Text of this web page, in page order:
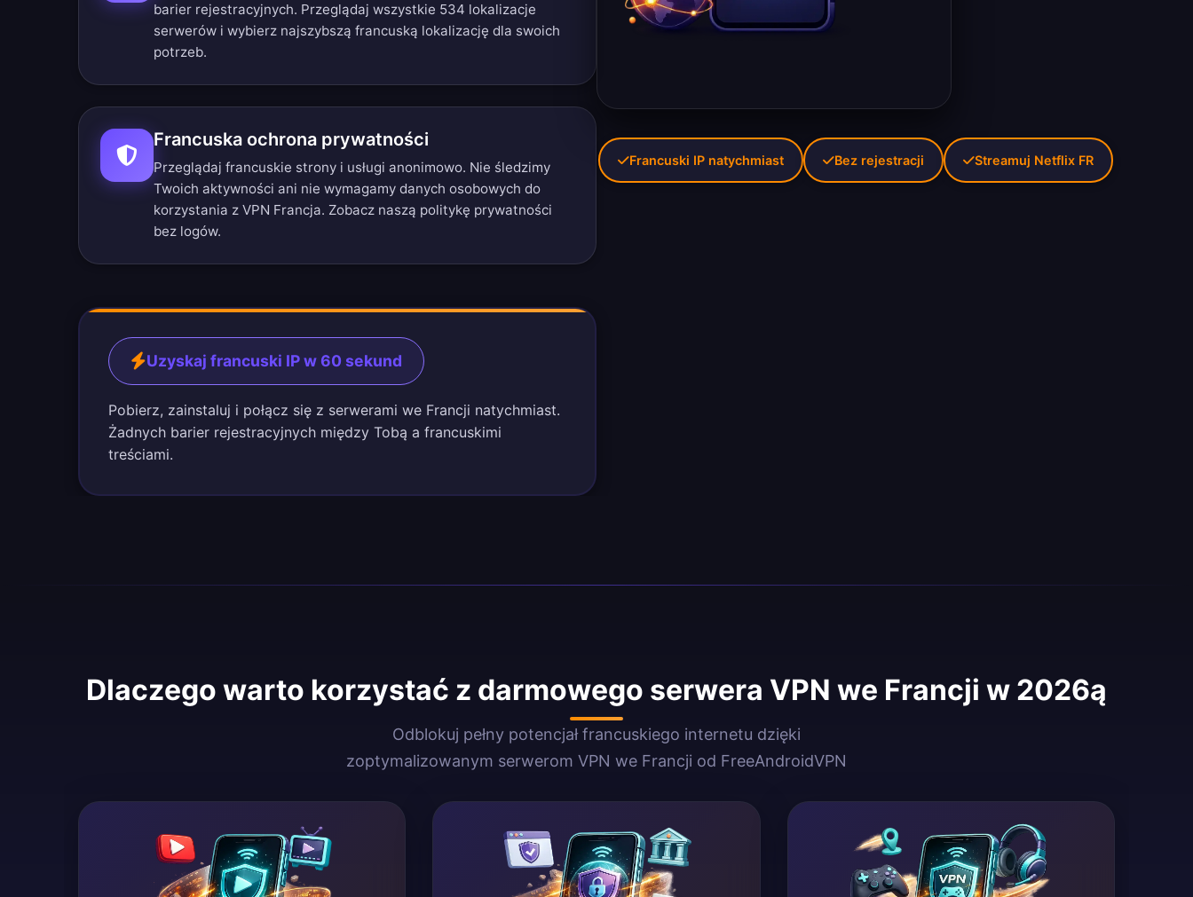
barier rejestracyjnych. Przeglądaj wszystkie 534 lokalizacje
serwerów i wybierz najszybszą francuską lokalizację dla swoich
potrzeb.
Francuska ochrona prywatności
Przeglądaj francuskie strony i usługi anonimowo. Nie śledzimy
Twoich aktywności ani nie wymagamy danych osobowych do
korzystania z VPN Francja. Zobacz naszą politykę prywatności
bez logów.
Uzyskaj francuski IP w 60 sekund
Pobierz, zainstaluj i połącz się z serwerami we Francji natychmiast.
Żadnych barier rejestracyjnych między Tobą a francuskimi
treściami.
Francuski IP natychmiast Bez rejestracji Streamuj Netflix FR
Dlaczego warto korzystać z darmowego serwera VPN we Francji w 2026ą
Odblokuj pełny potencjał francuskiego internetu dzięki
zoptymalizowanym serwerom VPN we Francji od FreeAndroidVPN